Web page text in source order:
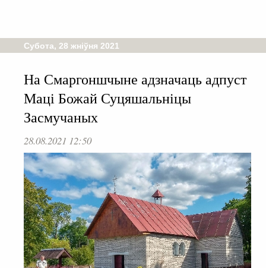
Субота, 28 жніўня 2021
На Смаргоншчыне адзначаць адпуст
Маці Божай Суцяшальніцы
Засмучаных
28.08.2021 12:50